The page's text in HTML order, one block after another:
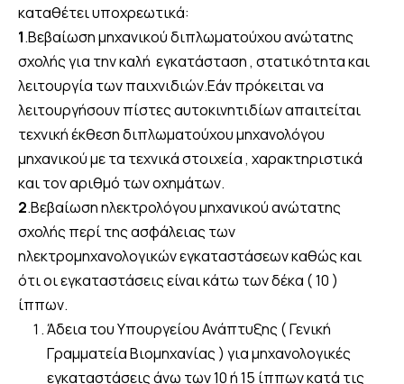
καταθέτει υποχρεωτικά:
1.Βεβαίωση μηχανικού διπλωματούχου ανώτατης
σχολής για την καλή εγκατάσταση , στατικότητα και
λειτουργία των παιχνιδιών.Εάν πρόκειται να
λειτουργήσουν πίστες αυτοκινητιδίων απαιτείται
τεχνική έκθεση διπλωματούχου μηχανολόγου
μηχανικού με τα τεχνικά στοιχεία , χαρακτηριστικά
και τον αριθμό των οχημάτων.
2.Βεβαίωση ηλεκτρολόγου μηχανικού ανώτατης
σχολής περί της ασφάλειας των
ηλεκτρομηχανολογικών εγκαταστάσεων καθώς και
ότι οι εγκαταστάσεις είναι κάτω των δέκα ( 10 )
ίππων.
Άδεια του Υπουργείου Ανάπτυξης ( Γενική
Γραμματεία Βιομηχανίας ) για μηχανολογικές
εγκαταστάσεις άνω των 10 ή 15 ίππων κατά τις